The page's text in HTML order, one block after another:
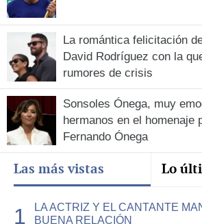
La romántica felicitación
David Rodríguez con la
rumores de crisis
Sonsoles Ónega, muy
hermanos en el homenaje
Fernando Ónega
Las más vistas Lo
LA ACTRIZ Y EL CANTANTE
BUENA RELACIÓN